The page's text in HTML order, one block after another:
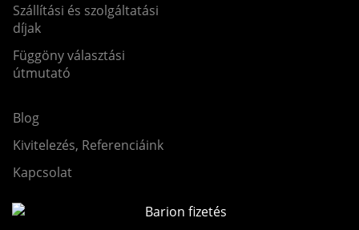
Szállítási és szolgáltatási
díjak
Függöny választási
útmutató
Blog
Kivitelezés, Referenciáink
Kapcsolat